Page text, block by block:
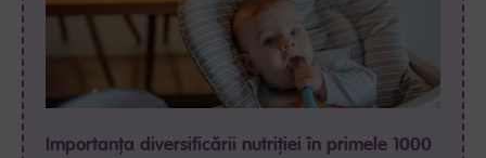
Importanța diversificării nutriției în primele 1000